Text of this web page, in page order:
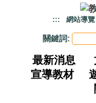
::: 網站導覽
關鍵詞:
最新消息
宣導教材